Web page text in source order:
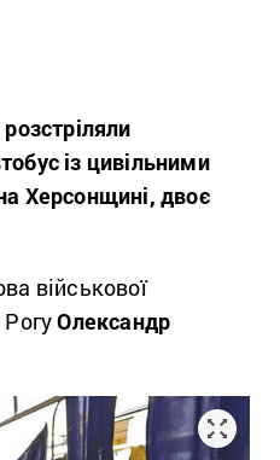
із цивільними
Херсонщині, двоє
військової
РогуОлександр